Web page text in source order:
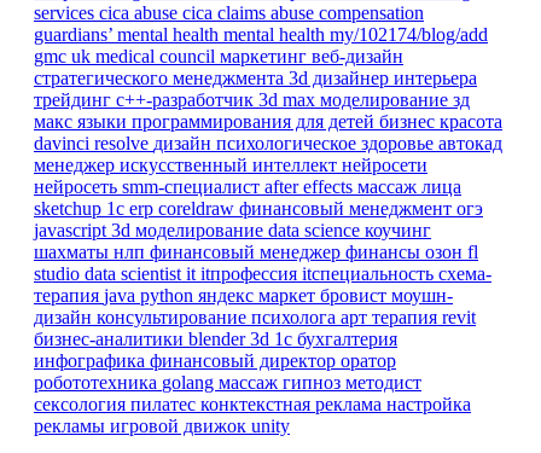
services cica abuse cica claims abuse compensation
guardians’ mental health mental health my/102174/blog/add
gmc uk medical council маркетинг веб-дизайн
стратегического менеджмента 3d дизайнер интерьера
трейдинг c++-разработчик 3d max моделирование зд
макс языки программирования для детей бизнес красота
davinci resolve дизайн психологическое здоровье автокад
менеджер искусственный интеллект нейросети
нейросеть smm-специалист after effects массаж лица
sketchup 1с erp coreldraw финансовый менеджмент огэ
javascript 3d моделирование data science коучинг
шахматы нлп финансовый менеджер финансы озон fl
studio data scientist it itпрофессия itспециальность схема-
терапия java python яндекс маркет бровист моушн-
дизайн консультирование психолога арт терапия revit
бизнес-аналитики blender 3d 1с бухгалтерия
инфографика финансовый директор оратор
робототехника golang массаж гипноз методист
сексология пилатес конктекстная реклама настройка
рекламы игровой движок unity